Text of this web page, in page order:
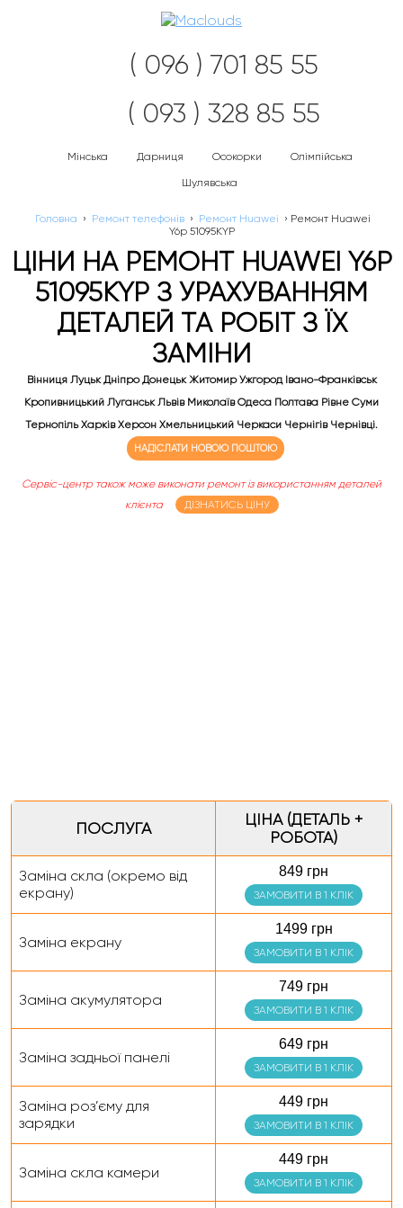
( 096 ) 701 85 55
( 093 ) 328 85 55
Мінська Дарниця Осокорки Олімпійська
Шулявська
Головна › Ремонт телефонів › Ремонт Huawei › Ремонт Huawei
Y6p 51095KYP
ЦІНИ НА РЕМОНТ HUAWEI Y6P
51095KYP З УРАХУВАННЯМ
ДЕТАЛЕЙ ТА РОБІТ З ЇХ
ЗАМІНИ
Вінниця Луцьк Дніпро Донецьк Житомир Ужгород Івано-Франківськ
Кропивницький Луганськ Львів Миколаїв Одеса Полтава Рівне Суми
Тернопіль Харків Херсон Хмельницький Черкаси Чернігів Чернівці.
НАДІСЛАТИ НОВОЮ ПОШТОЮ
Сервіс-центр також може виконати ремонт із використанням деталей
клієнта
ДІЗНАТИСЬ ЦІНУ
ПОСЛУГА
ЦІНА (ДЕТАЛЬ +
РОБОТА)
Заміна скла (окремо від
екрану)
849 грн
ЗАМОВИТИ В 1 КЛІК
Заміна екрану
1499 грн
ЗАМОВИТИ В 1 КЛІК
Заміна акумулятора
749 грн
ЗАМОВИТИ В 1 КЛІК
Заміна задньої панелі
649 грн
ЗАМОВИТИ В 1 КЛІК
Заміна роз’єму для
зарядки
449 грн
ЗАМОВИТИ В 1 КЛІК
Заміна скла камери
449 грн
ЗАМОВИТИ В 1 КЛІК